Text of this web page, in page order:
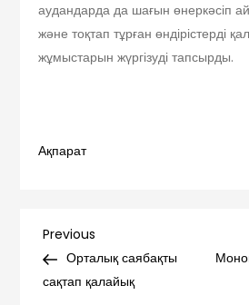
аудандарда да шағын өнеркәсіп
және тоқтап тұрған өндірістерді
жұмыстарын жүргізуді тапсырды.
Ақпарат
Навигация
по
Previous
Post
Previous
Орталық саябақты
сақтап қалайық